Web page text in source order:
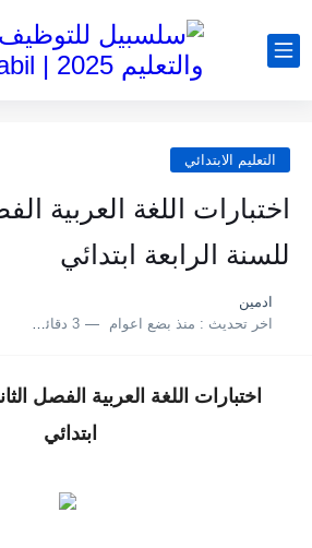
التعليم الابتدائي
اختبارات اللغة العربية
للسنة الرابعة ابتدائي
ادمين
اخر تحديث : منذ بضع اعوام 3 دقائق للقراءة
اختبارات اللغة العربية الفصل
ابتدائي